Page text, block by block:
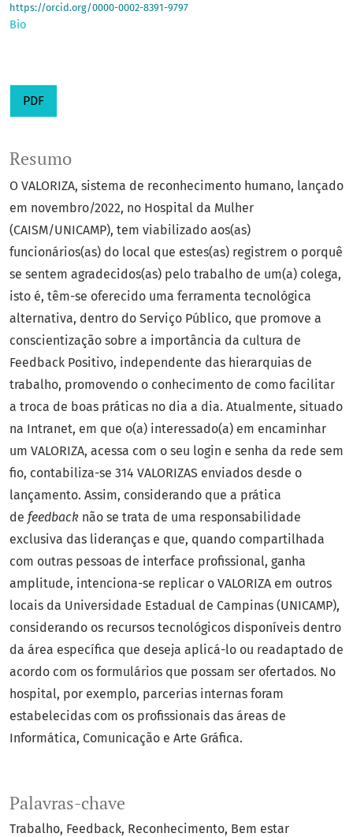
https://orcid.org/0000-0002-8391-9797
Bio
PDF
Palavras-chave
Trabalho Feedback Reconhecimento Bem estar
Resumo
O VALORIZA, sistema de reconhecimento humano, lançado
em novembro/2022, no Hospital da Mulher
(CAISM/UNICAMP), tem viabilizado aos(as)
funcionários(as) do local que estes(as) registrem o porquê
se sentem agradecidos(as) pelo trabalho de um(a) colega,
isto é, têm-se oferecido uma ferramenta tecnológica
alternativa, dentro do Serviço Público, que promove a
conscientização sobre a importância da cultura de
Feedback Positivo, independente das hierarquias de
trabalho, promovendo o conhecimento de como facilitar
a troca de boas práticas no dia a dia. Atualmente, situado
na Intranet, em que o(a) interessado(a) em encaminhar
um VALORIZA, acessa com o seu login e senha da rede sem
fio, contabiliza-se 314 VALORIZAS enviados desde o
lançamento. Assim, considerando que a prática
de feedback não se trata de uma responsabilidade
exclusiva das lideranças e que, quando compartilhada
com outras pessoas de interface profissional, ganha
amplitude, intenciona-se replicar o VALORIZA em outros
locais da Universidade Estadual de Campinas (UNICAMP),
considerando os recursos tecnológicos disponíveis dentro
da área específica que deseja aplicá-lo ou readaptado de
acordo com os formulários que possam ser ofertados. No
hospital, por exemplo, parcerias internas foram
estabelecidas com os profissionais das áreas de
Informática, Comunicação e Arte Gráfica.